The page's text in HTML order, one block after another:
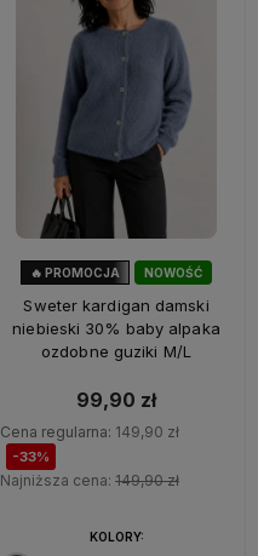
NOWOŚĆ
🔥 PROMOCJA
Sweter kardigan damski
niebieski 30% baby alpaka
ozdobne guziki M/L
99,90 zł
Cena regularna: 149,90 zł
-33%
Najniższa cena: 149,90 zł
KOLORY: